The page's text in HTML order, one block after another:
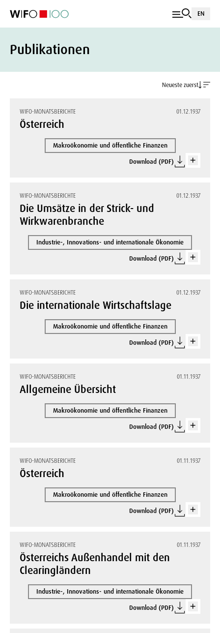
EN
Publikationen
Neueste zuerst
WIFO-MONATSBERICHTE 01.12.1937
Österreich
Makroökonomie und öffentliche Finanzen
Download (PDF)
WIFO-MONATSBERICHTE 01.12.1937
Die Umsätze in der Strick- und
Wirkwarenbranche
Industrie-, Innovations- und internationale Ökonomie
Download (PDF)
WIFO-MONATSBERICHTE 01.12.1937
Die internationale Wirtschaftslage
Makroökonomie und öffentliche Finanzen
Download (PDF)
WIFO-MONATSBERICHTE 01.11.1937
Allgemeine Übersicht
Makroökonomie und öffentliche Finanzen
Download (PDF)
WIFO-MONATSBERICHTE 01.11.1937
Österreich
Makroökonomie und öffentliche Finanzen
Download (PDF)
WIFO-MONATSBERICHTE 01.11.1937
Österreichs Außenhandel mit den
Clearingländern
Industrie-, Innovations- und internationale Ökonomie
Download (PDF)